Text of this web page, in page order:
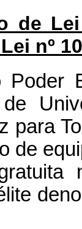
de
nº
Poder
de
para
de